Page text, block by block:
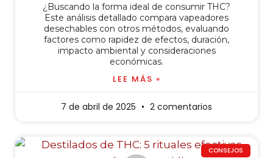
¿Buscando la forma ideal de consumir THC?
Este análisis detallado compara vapeadores
desechables con otros métodos, evaluando
factores como rapidez de efectos, duración,
impacto ambiental y consideraciones
económicas.
LEE MÁS »
7 de abril de 2025 2 comentarios
CONSEJOS